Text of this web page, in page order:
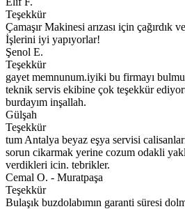
Teşekkür
Çamaşır Makinesi arızası için çağırdık
İşlerini iyi yapıyorlar!
Şenol E.
Teşekkür
gayet memnunum.iyiki bu firmayı
teknik servis ekibine çok teşekkür
burdayım inşallah.
Gülşah
Teşekkür
tum Antalya beyaz eşya servisi
sorun cikarmak yerine cozum odakli
verdikleri icin. tebrikler.
Cemal O. - Muratpaşa
Teşekkür
Bulaşık buzdolabımın garanti süresi